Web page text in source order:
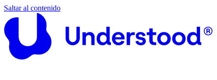
Saltar al contenido